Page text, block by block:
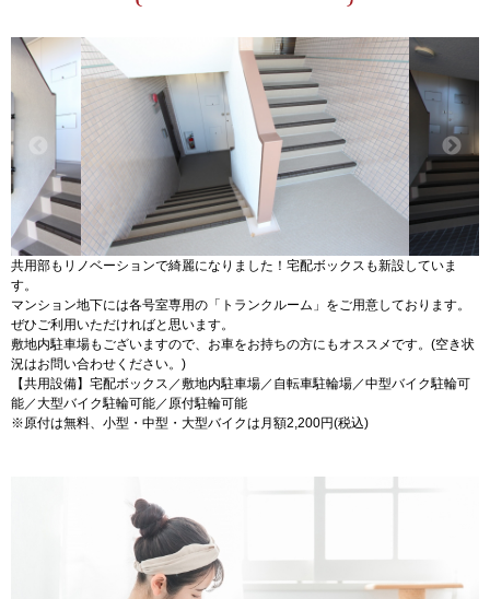
共用部もリノベーションで綺麗になりました！宅配ボックスも新設していま
す。
マンション地下には各号室専用の「トランクルーム」をご用意しております。
ぜひご利用いただければと思います。
敷地内駐車場もございますので、お車をお持ちの方にもオススメです。(空き状
況はお問い合わせください。)
【共用設備】宅配ボックス／敷地内駐車場／自転車駐輪場／中型バイク駐輪可
能／大型バイク駐輪可能／原付駐輪可能
※原付は無料、小型・中型・大型バイクは月額2,200円(税込)